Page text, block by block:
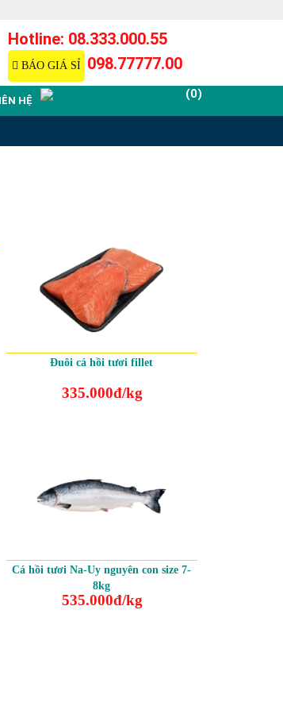
Hotline: 08.333.000.55
BÁO GIÁ SỈ 098.77777.00
(0)
HỆ
Đuôi cá hồi tươi fillet
335.000đ/kg
Cá hồi tươi Na-Uy nguyên con size 7-
8kg
535.000đ/kg